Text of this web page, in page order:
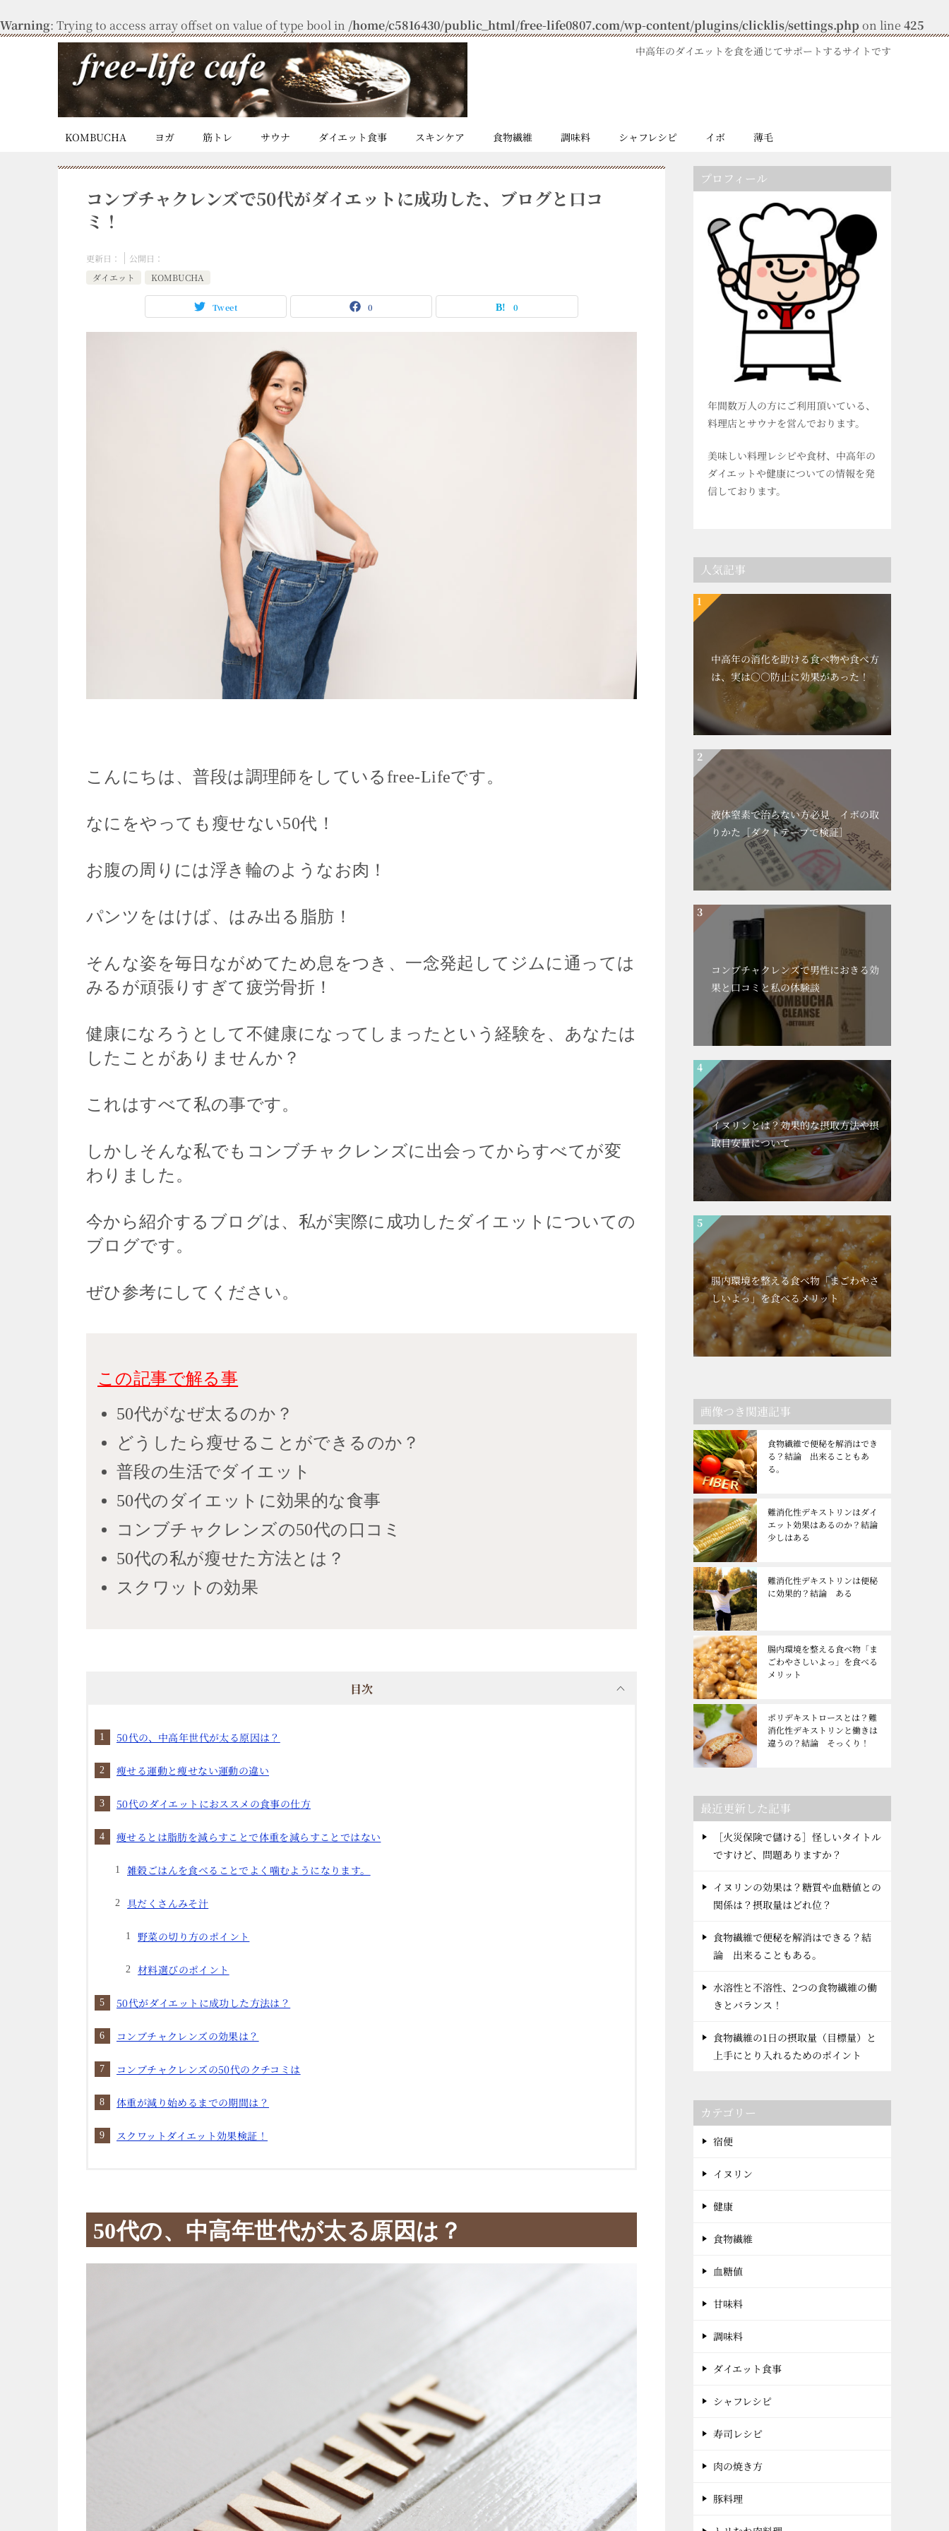
Warning: Trying to access array offset on value of type bool in /home/c5816430/public_html/free-life0807.com/wp-content/plugins/clicklis/settings.php on line 425
中高年のダイエットを食を通じてサポートするサイトです
KOMBUCHA ヨガ 筋トレ サウナ ダイエット食事 スキンケア 食物繊維 調味料 シャフレシピ イボ 薄毛
コンブチャクレンズで50代がダイエットに成功した、ブログと口コ
ミ！
更新日：
公開日：
ダイエット
KOMBUCHA
Tweet 0 0
こんにちは、普段は調理師をしているfree-Lifeです。
なにをやっても瘦せない50代！
お腹の周りには浮き輪のようなお肉！
パンツをはけば、はみ出る脂肪！
そんな姿を毎日ながめてため息をつき、一念発起してジムに通っては
みるが頑張りすぎて疲労骨折！
健康になろうとして不健康になってしまったという経験を、あなたは
したことがありませんか？
これはすべて私の事です。
しかしそんな私でもコンブチャクレンズに出会ってからすべてが変
わりました。
今から紹介するブログは、私が実際に成功したダイエットについての
ブログです。
ぜひ参考にしてください。
この記事で解る事
50代がなぜ太るのか？
どうしたら瘦せることができるのか？
普段の生活でダイエット
50代のダイエットに効果的な食事
コンブチャクレンズの50代の口コミ
50代の私が瘦せた方法とは？
スクワットの効果
目次
50代の、中高年世代が太る原因は？
瘦せる運動と瘦せない運動の違い
50代のダイエットにおススメの食事の仕方
痩せるとは脂肪を減らすことで体重を減らすことではない
雑穀ごはんを食べることでよく噛むようになります。
具だくさんみそ汁
野菜の切り方のポイント
材料選びのポイント
50代がダイエットに成功した方法は？
コンブチャクレンズの効果は？
コンブチャクレンズの50代のクチコミは
体重が減り始めるまでの期間は？
スクワットダイエット効果検証！
50代の、中高年世代が太る原因は？
プロフィール
年間数万人の方にご利用頂いている、
料理店とサウナを営んでおります。
美味しい料理レシピや食材、中高年の
ダイエットや健康についての情報を発
信しております。
人気記事
中高年の消化を助ける食べ物や食べ方
は、実は○○防止に効果があった！
液体窒素で治らない方必見 イボの取
りかた［ダクトテープで検証］
コンブチャクレンズで男性におきる効
果と口コミと私の体験談
イヌリンとは？効果的な摂取方法や摂
取目安量について
腸内環境を整える食べ物「まごわやさ
しいよっ」を食べるメリット
画像つき関連記事
食物繊維で便秘を解消はでき
る？結論 出来ることもあ
る。
難消化性デキストリンはダイ
エット効果はあるのか？結論
少しはある
難消化性デキストリンは便秘
に効果的？結論 ある
腸内環境を整える食べ物「ま
ごわやさしいよっ」を食べる
メリット
ポリデキストロースとは？難
消化性デキストリンと働きは
違うの？結論 そっくり！
最近更新した記事
［火災保険で儲ける］怪しいタイトル
ですけど、問題ありますか？
イヌリンの効果は？糖質や血糖値との
関係は？摂取量はどれ位？
食物繊維で便秘を解消はできる？結
論 出来ることもある。
水溶性と不溶性、2つの食物繊維の働
きとバランス！
食物繊維の1日の摂取量（目標量）と
上手にとり入れるためのポイント
カテゴリー
宿便
イヌリン
健康
食物繊維
血糖値
甘味料
調味料
ダイエット食事
シャフレシピ
寿司レシピ
肉の焼き方
豚料理